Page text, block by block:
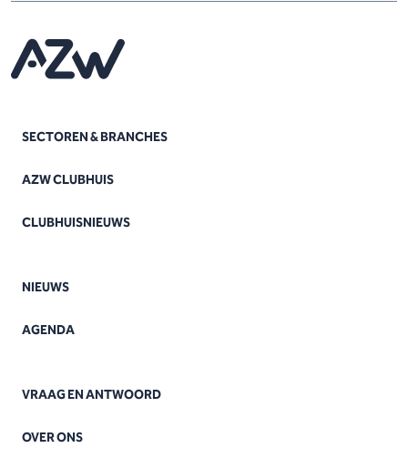
SECTOREN & BRANCHES
AZW CLUBHUIS
CLUBHUISNIEUWS
NIEUWS
AGENDA
VRAAG EN ANTWOORD
OVER ONS